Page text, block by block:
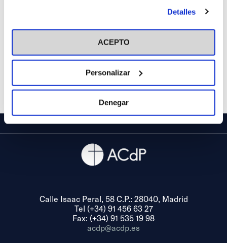
en el botón "Personalizar". Para más información puedes
visitar nuestra Política de Cookies
Detalles
ACEPTO
Personalizar
Denegar
Madrid
Calle Isaac Peral, 58 C.P.: 28040, Madrid
Tel (+34) 91 456 63 27
Fax: (+34) 91 535 19 98
acdp@acdp.es